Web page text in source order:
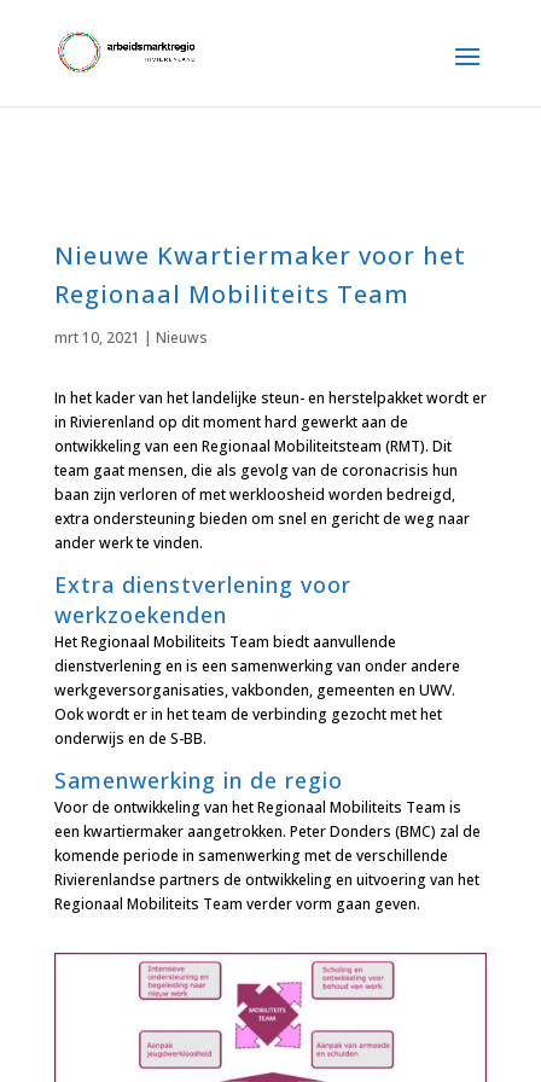
Nieuwe Kwartiermaker voor het
Regionaal Mobiliteits Team
mrt 10, 2021 | Nieuws
In het kader van het landelijke steun- en herstelpakket wordt er
in Rivierenland op dit moment hard gewerkt aan de
ontwikkeling van een Regionaal Mobiliteitsteam (RMT). Dit
team gaat mensen, die als gevolg van de coronacrisis hun
baan zijn verloren of met werkloosheid worden bedreigd,
extra ondersteuning bieden om snel en gericht de weg naar
ander werk te vinden.
Extra dienstverlening voor
werkzoekenden
Het Regionaal Mobiliteits Team biedt aanvullende
dienstverlening en is een samenwerking van onder andere
werkgeversorganisaties, vakbonden, gemeenten en UWV.
Ook wordt er in het team de verbinding gezocht met het
onderwijs en de S-BB.
Samenwerking in de regio
Voor de ontwikkeling van het Regionaal Mobiliteits Team is
een kwartiermaker aangetrokken. Peter Donders (BMC) zal de
komende periode in samenwerking met de verschillende
Rivierenlandse partners de ontwikkeling en uitvoering van het
Regionaal Mobiliteits Team verder vorm gaan geven.